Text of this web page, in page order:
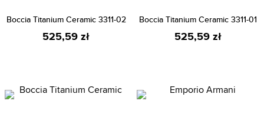
Boccia Titanium Ceramic 3311-02
525,59 zł
Boccia Titanium Ceramic 3311-01
525,59 zł